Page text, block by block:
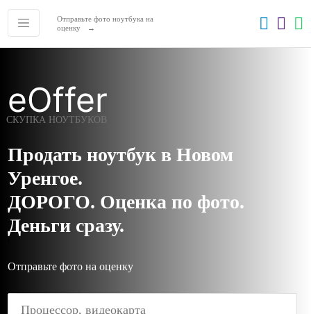
Отправьте фото ноутбука на
оценку
СКУПКА НОУТБУКОВ
Продать ноутбук в Новом
Уренгое.
ДОРОГО. Оценка по фото.
Деньги сразу.
Отправьте фото на оценку